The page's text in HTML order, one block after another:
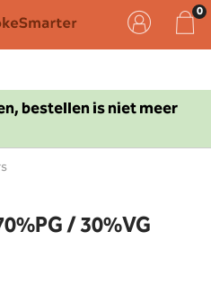
bestellen is niet meer
/ 30%VG